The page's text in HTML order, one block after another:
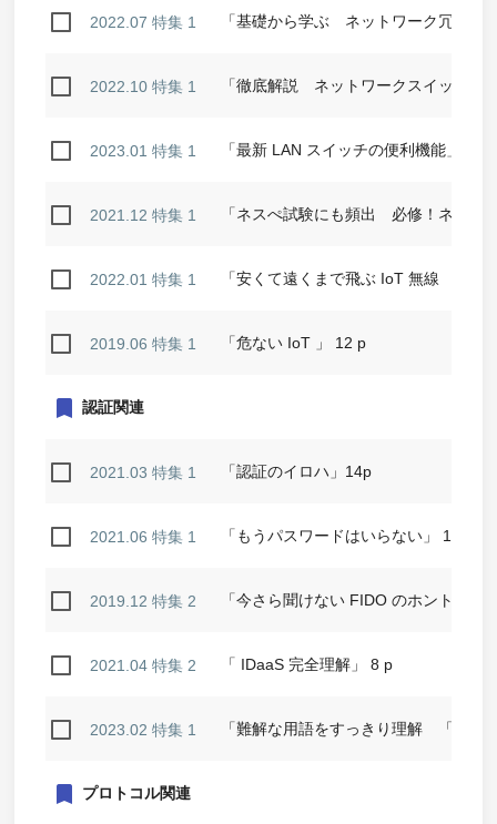
2022.07 特集 1 「基礎から学ぶ ネットワーク冗長化
2022.10 特集 1 「徹底解説 ネットワークスイッチ」
2023.01 特集 1 「最新 LAN スイッチの便利機能」
2021.12 特集 1 「ネスぺ試験にも頻出 必修！ネット
2022.01 特集 1 「安くて遠くまで飛ぶ IoT 無線
2019.06 特集 1 「危ない IoT 」 12 p
bookmark 認証関連
2021.03 特集 1 「認証のイロハ」14p
2021.06 特集 1 「もうパスワードはいらない」 14 p
2019.12 特集 2 「今さら聞けない FIDO のホント」8 p
2021.04 特集 2 「 IDaaS 完全理解」 8 p
2023.02 特集 1 「難解な用語をすっきり理解 「 ID 」
bookmark プロトコル関連